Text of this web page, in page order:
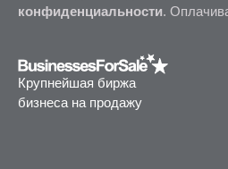
конфиденциальности.
Крупнейшая биржа
бизнеса на продажу